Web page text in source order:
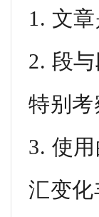
1. 文
2. 段
特别考
3. 使
汇变化